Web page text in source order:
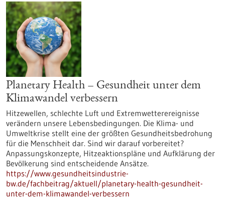
Planetary Health – Gesundheit unter dem
Klimawandel verbessern
Hitzewellen, schlechte Luft und Extremwetterereignisse
verändern unsere Lebensbedingungen. Die Klima- und
Umweltkrise stellt eine der größten Gesundheitsbedrohung
für die Menschheit dar. Sind wir darauf vorbereitet?
Anpassungskonzepte, Hitzeaktionspläne und Aufklärung der
Bevölkerung sind entscheidende Ansätze.
https://www.gesundheitsindustrie-
bw.de/fachbeitrag/aktuell/planetary-health-gesundheit-
unter-dem-klimawandel-verbessern